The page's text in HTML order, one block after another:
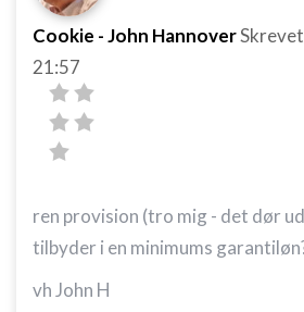
Cookie - John HannoverSkrevet
21:57
ren provision (tro mig - det dør
tilbyder i en minimums
vh John H